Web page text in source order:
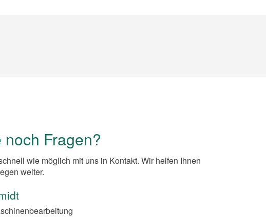
Fragen?
wie möglich mit uns in Kontakt. Wir helfen Ihnen
weiter.